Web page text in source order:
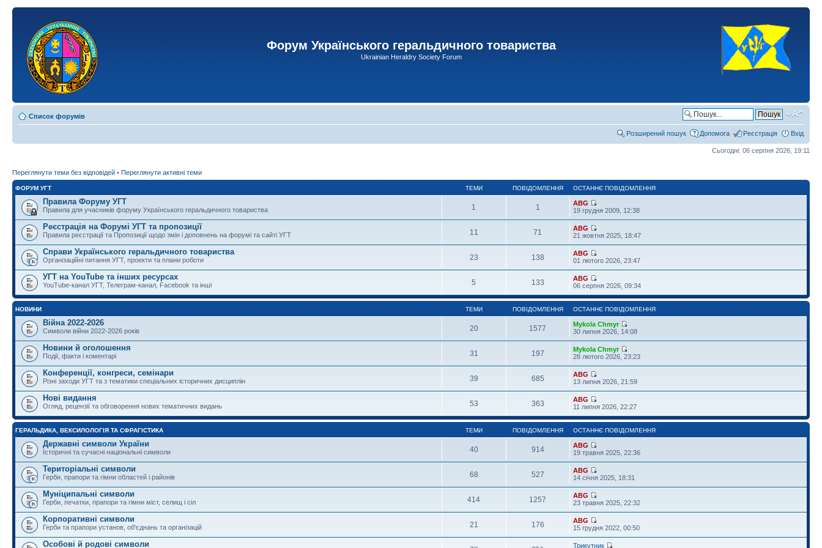
Форум Українського геральдичного товариства
Ukrainian Heraldry Society Forum
Список форумів
Розширений пошук Допомога Реєстрація Вхід
Сьогодні: 06 серпня 2026, 19:11
Переглянути теми без відповідей • Переглянути активні теми
ФОРУМ УГТ ТЕМИ ПОВІДОМЛЕННЯ ОСТАННЄ ПОВІДОМЛЕННЯ
Правила Форуму УГТ
Правила для учасників форуму Українського геральдичного товариства 1 1
ABG
19 грудня 2009, 12:38
Реєстрація на Форумі УГТ та пропозиції
Правила реєстрації та Пропозиції щодо змін і доповнень на форумі та сайті УГТ 11 71
ABG
21 жовтня 2025, 18:47
Справи Українського геральдичного товариства
Організаційні питання УГТ, проекти та плани роботи 23 138
ABG
01 лютого 2026, 23:47
УГТ на YouTube та інших ресурсах
YouTube-канал УГТ, Телеграм-канал, Facebook та інші 5 133
ABG
06 серпня 2026, 09:34
НОВИНИ ТЕМИ ПОВІДОМЛЕННЯ ОСТАННЄ ПОВІДОМЛЕННЯ
Війна 2022-2026
Символи війни 2022-2026 років 20 1577
Mykola Chmyr
30 липня 2026, 14:08
Новини й оголошення
Події, факти і коментарі 31 197
Mykola Chmyr
28 лютого 2026, 23:23
Конференції, конгреси, семінари
Різні заходи УГТ та з тематики спеціальних історичних дисциплін 39 685
ABG
13 липня 2026, 21:59
Нові видання
Огляд, рецензії та обговорення нових тематичних видань 53 363
ABG
11 липня 2026, 22:27
ГЕРАЛЬДИКА, ВЕКСИЛОЛОГІЯ ТА СФРАГІСТИКА ТЕМИ ПОВІДОМЛЕННЯ ОСТАННЄ ПОВІДОМЛЕННЯ
Державні символи України
Історичні та сучасні національні символи 40 914
ABG
19 травня 2025, 22:36
Територіальні символи
Герби, прапори та гімни областей і районів 68 527
ABG
14 січня 2025, 18:31
Муніципальні символи
Герби, печатки, прапори та гімни міст, селищ і сіл 414 1257
ABG
23 травня 2025, 22:32
Корпоративні символи
Герби та прапори установ, об'єднань та організацій 21 176
ABG
15 грудня 2022, 00:50
Особові й родові символи Трикутник